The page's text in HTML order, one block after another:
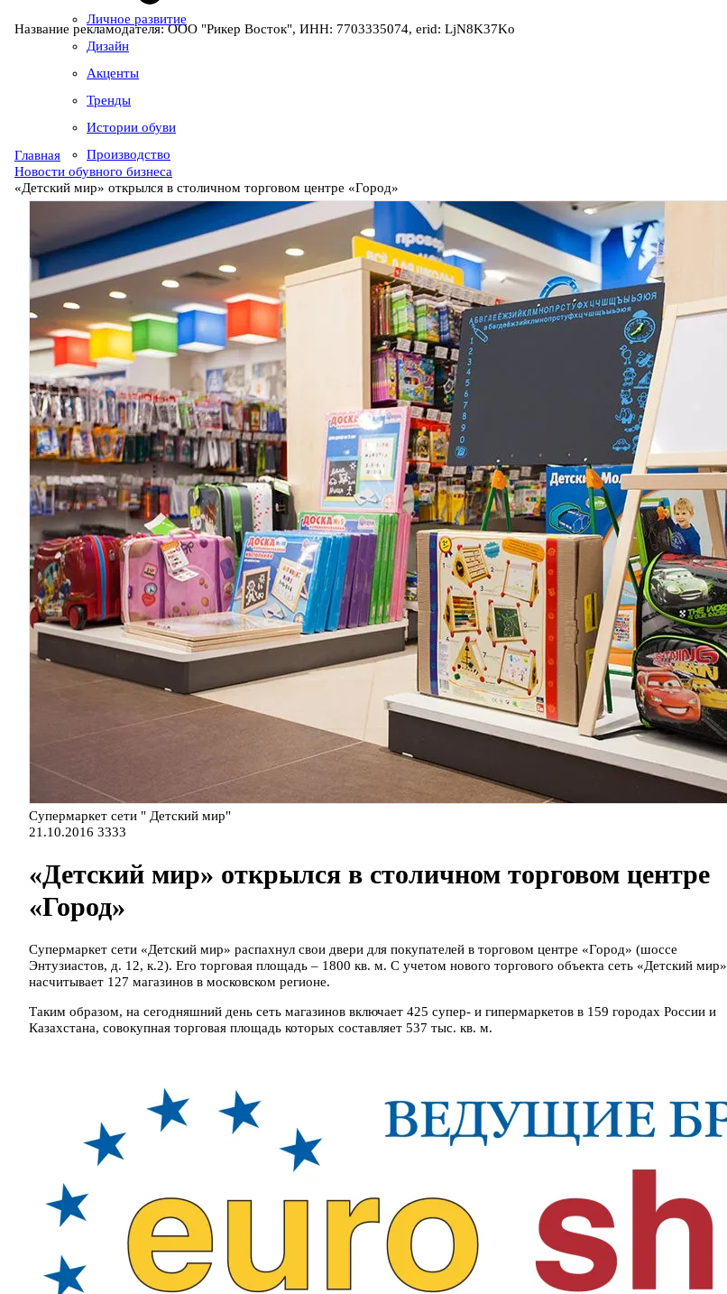
Личное развитие
Дизайн
Акценты
Тренды
Истории обуви
Производство
Название рекламодателя: ООО "Рикер Восток", ИНН: 7703335074, erid: LjN8K37Ko
Главная
Новости обувного бизнеса
«Детский мир» открылся в столичном торговом центре «Город»
Супермаркет сети " Детский мир"
21.10.2016 3333
«Детский мир» открылся в столичном торговом центре
«Город»
Супермаркет сети «Детский мир» распахнул свои двери для покупателей в торговом центре «Город» (шоссе
Энтузиастов, д. 12, к.2). Его торговая площадь – 1800 кв. м. С учетом нового торгового объекта сеть «Детский мир»
насчитывает 127 магазинов в московском регионе.
Таким образом, на сегодняшний день сеть магазинов включает 425 супер- и гипермаркетов в 159 городах России и
Казахстана, совокупная торговая площадь которых составляет 537 тыс. кв. м.